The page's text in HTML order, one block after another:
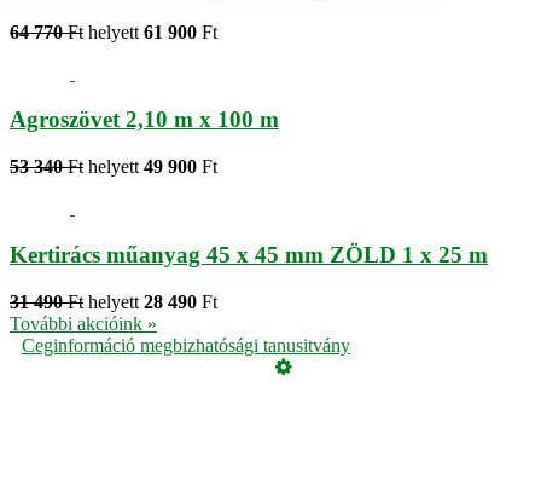
64 770 Ft helyett 61 900 Ft
Agroszövet 2,10 m x 100 m
53 340 Ft helyett 49 900 Ft
Kertirács műanyag 45 x 45 mm ZÖLD 1 x 25 m
31 490 Ft helyett 28 490 Ft
További akcióink »
Ceginformáció megbizhatósági tanusitvány